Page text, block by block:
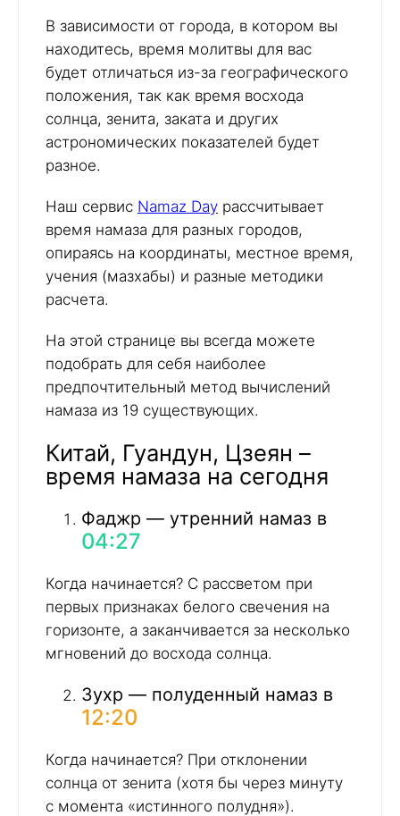
В зависимости от города, в котором вы
находитесь, время молитвы для вас
будет отличаться из-за географического
положения, так как время восхода
солнца, зенита, заката и других
астрономических показателей будет
разное.
Наш сервис Namaz Day рассчитывает
время намаза для разных городов,
опираясь на координаты, местное время,
учения (мазхабы) и разные методики
расчета.
На этой странице вы всегда можете
подобрать для себя наиболее
предпочтительный метод вычислений
намаза из 19 существующих.
Китай, Гуандун, Цзеян –
время намаза на сегодня
Фаджр — утренний намаз в
04:27
Когда начинается? С рассветом при
первых признаках белого свечения на
горизонте, а заканчивается за несколько
мгновений до восхода солнца.
Зухр — полуденный намаз в
12:20
Когда начинается? При отклонении
солнца от зенита (хотя бы через минуту
с момента «истинного полудня»).